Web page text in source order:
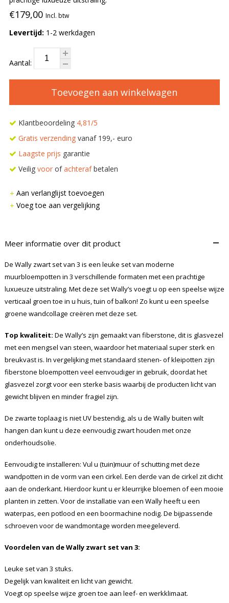
€179,00 Incl. btw
Levertijd: 1-2 werkdagen
Aantal:
Toevoegen aan winkelwagen
Klantbeoordeling 4,81/5
Gratis verzendingvanaf 199,- euro
Laagste prijs garantie
Veilig voorofachterafbetalen
Aan verlanglijst toevoegen
Voeg toe aan vergelijking
Meer informatie over dit product –
De Wally zwart set van 3 is een leuke set van moderne
muurbloempotten in 3 verschillende formaten met een prachtige
luxueuze uitstraling. Met deze set Wally’s voegt u op een speelse wijze
verticaal groen toe in u huis, tuin of balkon! Zo kunt u een speelse
groene wandcollage creëren met deze set.
Top kwaliteit: De Wally’s zijn gemaakt van fiberstone, dit is glasvezel
met een mengsel van steen, waardoor het materiaal super sterk en
breukvast is. In vergelijking met standaard stenen- of kleipotten zijn
fiberstone bloempotten veel eenvoudiger in gebruik, doordat het
glasvezel zorgt voor een sterke basis waarbij de producten licht van
gewicht blijven en minder fragiel zijn.
De zwarte toplaag is niet UV bestendig, als u de Wally buiten wilt
hangen dan kunt u deze eenvoudig zwart houden met onze
onderhoudsolie.
Eenvoudig te installeren: Vul u (tuin)muur of schutting met deze
wandpotten in de vorm van een cirkel. Een derde van de cirkel zit dicht
aan de onderkant. Hierdoor kunt u er kleurrijke bloemen of een mooie
planten in zetten. Voor de installatie van een Wally heeft u een
waterpas, een potlood en een boormachine nodig. De bijpassende
schroeven voor de wandmontage worden meegeleverd.
Voordelen van de Wally zwart set van 3:
Leuke set van 3 stuks.
Degelijk van kwaliteit en licht van gewicht.
Voegt op speelse wijze groen toe aan leef- en werkklimaat.